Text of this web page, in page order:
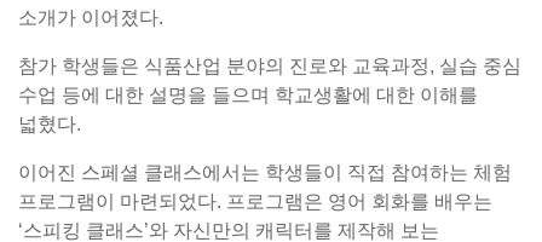
소개가 이어졌다.
참가 학생들은 식품산업 분야의 진로와 교육과정, 실습 중심
수업 등에 대한 설명을 들으며 학교생활에 대한 이해를
넓혔다.
이어진 스페셜 클래스에서는 학생들이 직접 참여하는 체험
프로그램이 마련되었다. 프로그램은 영어 회화를 배우는
‘스피킹 클래스’와 자신만의 캐릭터를 제작해 보는